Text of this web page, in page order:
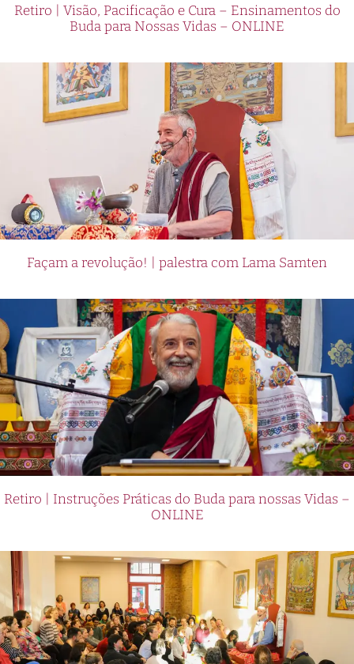
Retiro | Visão, Pacificação e Cura – Ensinamentos do
Buda para Nossas Vidas – ONLINE
Façam a revolução! | palestra com Lama Samten
Retiro | Instruções Práticas do Buda para nossas Vidas –
ONLINE